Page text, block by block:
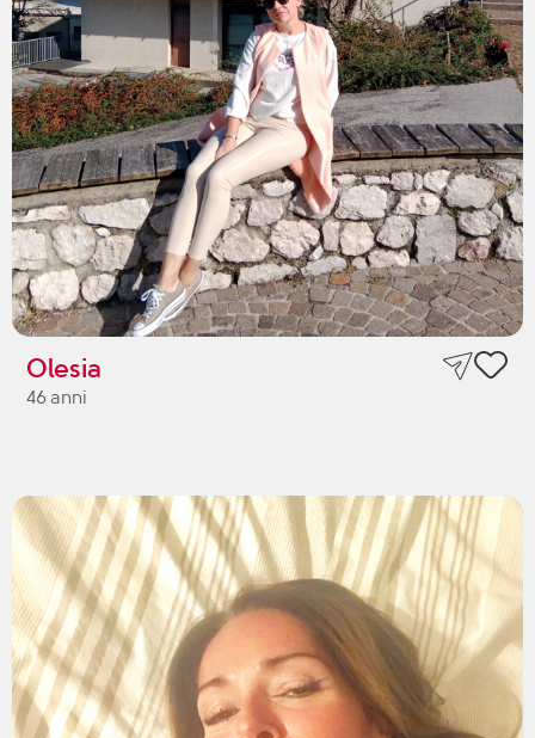
Olesia
46 anni